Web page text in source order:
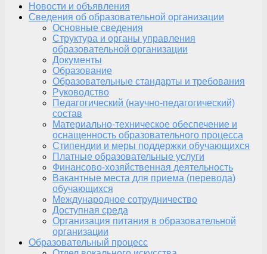
Новости и объявления
Сведения об образовательной организации
Основные сведения
Структура и органы управления
образовательной организации
Документы
Образование
Образовательные стандарты и требования
Руководство
Педагогический (научно-педагогический)
состав
Материально-техническое обеспечение и
оснащенность образовательного процесса
Стипендии и меры поддержки обучающихся
Платные образовательные услуги
Финансово-хозяйственная деятельность
Вакантные места для приема (перевода)
обучающихся
Международное сотрудничество
Доступная среда
Организация питания в образовательной
организации
Образовательный процесс